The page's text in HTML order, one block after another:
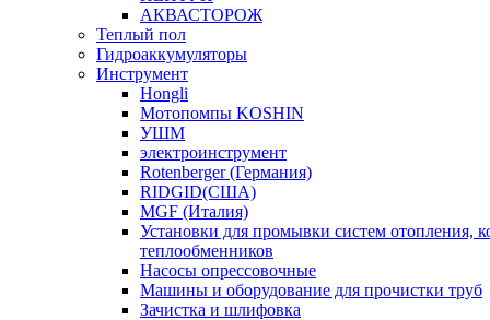
АКВАСТОРОЖ
Теплый пол
Гидроаккумуляторы
Инструмент
Hongli
Мотопомпы KOSHIN
УШМ
электроинструмент
Rotenberger (Германия)
RIDGID(США)
MGF (Италия)
Установки для промывки систем отопления,
теплообменников
Насосы опрессовочные
Машины и оборудование для прочистки труб
Зачистка и шлифовка